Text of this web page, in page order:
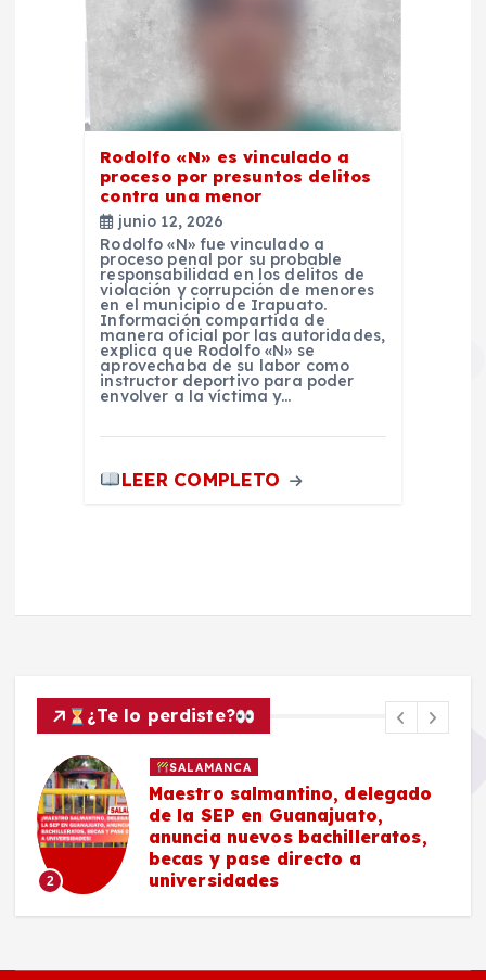
Rodolfo «N» es vinculado a
proceso por presuntos delitos
contra una menor
junio 12, 2026
Rodolfo «N» fue vinculado a
proceso penal por su probable
responsabilidad en los delitos de
violación y corrupción de menores
en el municipio de Irapuato.
Información compartida de
manera oficial por las autoridades,
explica que Rodolfo «N» se
aprovechaba de su labor como
instructor deportivo para poder
envolver a la víctima y…
LEER COMPLETO
¿Te lo perdiste?
2
SALAMANCA
Maestro salmantino, delegado
de la SEP en Guanajuato,
anuncia nuevos bachilleratos,
becas y pase directo a
universidades